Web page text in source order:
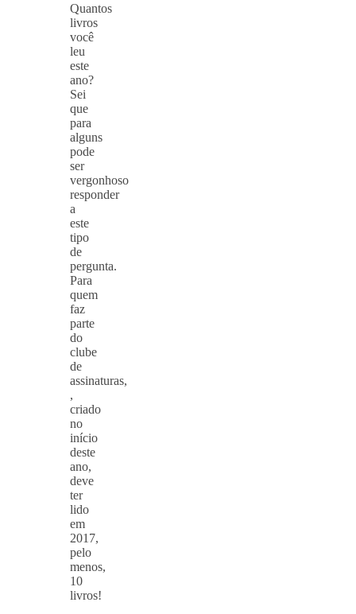
Quantos
livros
você
leu
este
ano?
Sei
que
para
alguns
pode
ser
vergonhoso
responder
a
este
tipo
de
pergunta.
Para
quem
faz
parte
do
clube
de
assinaturas,
,
criado
no
início
deste
ano,
deve
ter
lido
em
2017,
pelo
menos,
10
livros!